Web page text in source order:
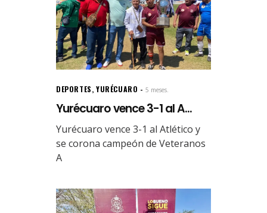
DEPORTES,YURÉCUARO 5 meses.
Yurécuaro vence 3-1 al A...
Yurécuaro vence 3-1 al Atlético y
se corona campeón de Veteranos
A